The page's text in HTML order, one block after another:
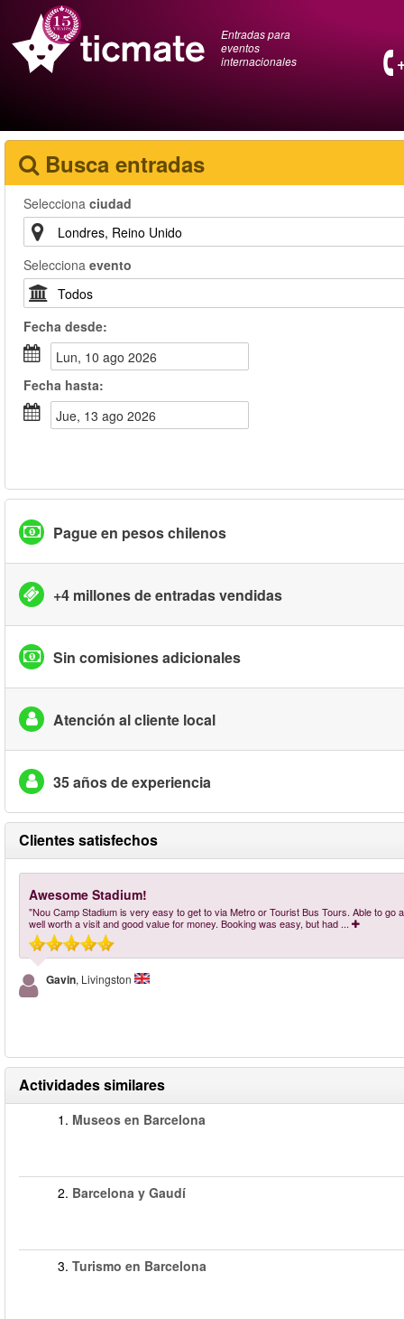
Entradas para
eventos
internacionales
Busca entradas
Selecciona ciudad
Selecciona evento
Fecha desde:
lun, 10 ago 2026
Fecha hasta:
jue, 13 ago 2026
Pague en pesos chilenos
+4 millones de entradas vendidas
Sin comisiones adicionales
Atención al cliente local
35 años de experiencia
Clientes satisfechos
Awesome Stadium!
"Nou Camp Stadium is very easy to get to via Metro or Tourist Bus Tours. Able to
well worth a visit and good value for money. Booking was easy, but had ...
Gavin, Livingston
Actividades similares
1. Museos en Barcelona
2. Barcelona y Gaudí
3. Turismo en Barcelona